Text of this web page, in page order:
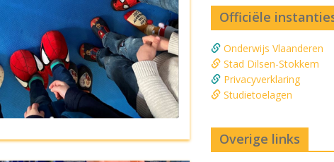
Officiële
Onderwijs Vlaanderen
Stad Dilsen-Stokkem
Privacyverklaring
Studietoelagen
Overige links